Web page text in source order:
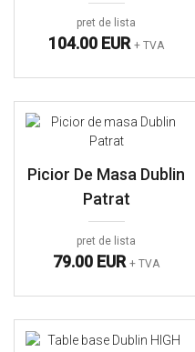
pret de lista
104.00 EUR + TVA
Picior De Masa Dublin
Patrat
pret de lista
79.00 EUR + TVA